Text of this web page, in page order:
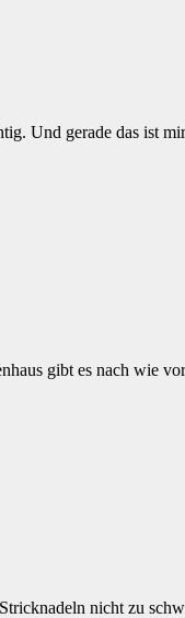
Und gerade das ist
gibt es nach wie
nicht zu